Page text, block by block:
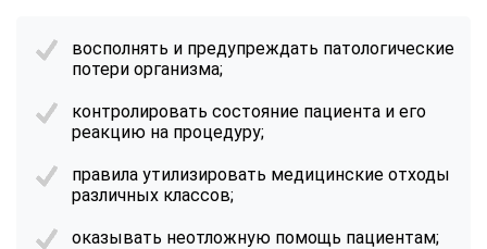
восполнять и предупреждать патологические
потери организма;
контролировать состояние пациента и его
реакцию на процедуру;
правила утилизировать медицинские отходы
различных классов;
оказывать неотложную помощь пациентам;